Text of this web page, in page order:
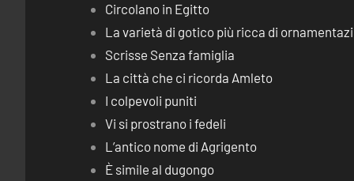
Circolano in Egitto
La varietà di gotico più ricca di
Scrisse Senza famiglia
La città che ci ricorda Amleto
I colpevoli puniti
Vi si prostrano i fedeli
L’antico nome di Agrigento
È simile al dugongo